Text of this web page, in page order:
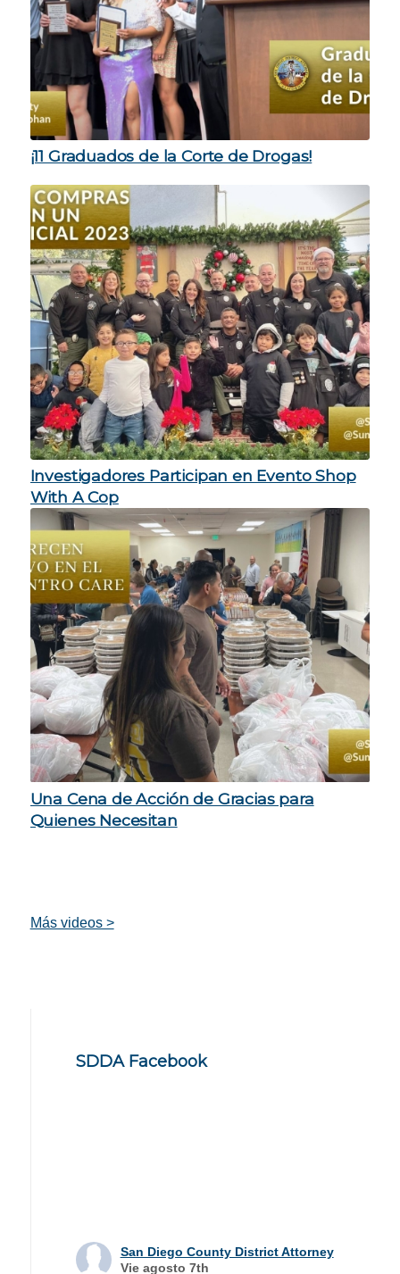
¡11 Graduados de la Corte de Drogas!
Investigadores Participan en Evento Shop
With A Cop
Una Cena de Acción de Gracias para
Quienes Necesitan
Más videos >
SDDA Facebook
San Diego County District Attorney
Vie agosto 7th